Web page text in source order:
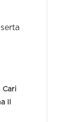
Cari
II